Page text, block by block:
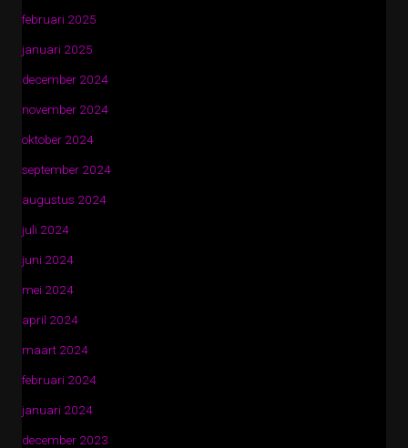
februari 2025
januari 2025
december 2024
november 2024
oktober 2024
september 2024
augustus 2024
juli 2024
juni 2024
mei 2024
april 2024
maart 2024
februari 2024
januari 2024
december 2023